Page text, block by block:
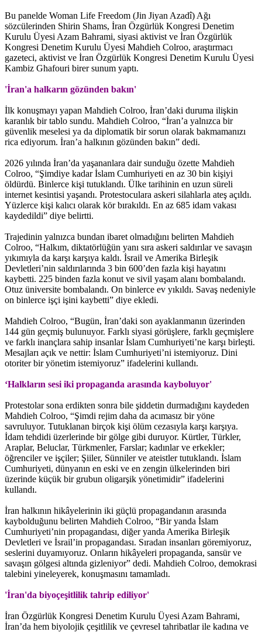
Bu panelde Woman Life Freedom (Jin Jiyan Azadî) Ağı
sözcülerinden Shirin Shams, İran Özgürlük Kongresi Denetim
Kurulu Üyesi Azam Bahrami, siyasi aktivist ve İran Özgürlük
Kongresi Denetim Kurulu Üyesi Mahdieh Colroo, araştırmacı
gazeteci, aktivist ve İran Özgürlük Kongresi Denetim Kurulu Üyesi
Kambiz Ghafouri birer sunum yaptı.
'İran'a halkarın gözünden bakın'
İlk konuşmayı yapan Mahdieh Colroo, İran’daki duruma ilişkin
karanlık bir tablo sundu. Mahdieh Colroo, “İran’a yalnızca bir
güvenlik meselesi ya da diplomatik bir sorun olarak bakmamanızı
rica ediyorum. İran’a halkının gözünden bakın” dedi.
2026 yılında İran’da yaşananlara dair sunduğu özette Mahdieh
Colroo, “Şimdiye kadar İslam Cumhuriyeti en az 30 bin kişiyi
öldürdü. Binlerce kişi tutuklandı. Ülke tarihinin en uzun süreli
internet kesintisi yaşandı. Protestoculara askeri silahlarla ateş açıldı.
Yüzlerce kişi kalıcı olarak kör bırakıldı. En az 685 idam vakası
kaydedildi” diye belirtti.
Trajedinin yalnızca bundan ibaret olmadığını belirten Mahdieh
Colroo, “Halkım, diktatörlüğün yanı sıra askeri saldırılar ve savaşın
yıkımıyla da karşı karşıya kaldı. İsrail ve Amerika Birleşik
Devletleri’nin saldırılarında 3 bin 600’den fazla kişi hayatını
kaybetti. 225 binden fazla konut ve sivil yaşam alanı bombalandı.
Otuz üniversite bombalandı. On binlerce ev yıkıldı. Savaş nedeniyle
on binlerce işçi işini kaybetti” diye ekledi.
Mahdieh Colroo, “Bugün, İran’daki son ayaklanmanın üzerinden
144 gün geçmiş bulunuyor. Farklı siyasi görüşlere, farklı geçmişlere
ve farklı inançlara sahip insanlar İslam Cumhuriyeti’ne karşı birleşti.
Mesajları açık ve nettir: İslam Cumhuriyeti’ni istemiyoruz. Dini
otoriter bir yönetim istemiyoruz” ifadelerini kullandı.
‘Halkların sesi iki propaganda arasında kayboluyor'
Protestolar sona erdikten sonra bile şiddetin durmadığını kaydeden
Mahdieh Colroo, “Şimdi rejim daha da acımasız bir yöne
savruluyor. Tutuklanan birçok kişi ölüm cezasıyla karşı karşıya.
İdam tehdidi üzerlerinde bir gölge gibi duruyor. Kürtler, Türkler,
Araplar, Beluclar, Türkmenler, Farslar; kadınlar ve erkekler;
öğrenciler ve işçiler; Şiiler, Sünniler ve ateistler tutuklandı. İslam
Cumhuriyeti, dünyanın en eski ve en zengin ülkelerinden biri
üzerinde küçük bir grubun oligarşik yönetimidir” ifadelerini
kullandı.
İran halkının hikâyelerinin iki güçlü propagandanın arasında
kaybolduğunu belirten Mahdieh Colroo, “Bir yanda İslam
Cumhuriyeti’nin propagandası, diğer yanda Amerika Birleşik
Devletleri ve İsrail’in propagandası. Sıradan insanları göremiyoruz,
seslerini duyamıyoruz. Onların hikâyeleri propaganda, sansür ve
savaşın gölgesi altında gizleniyor” dedi. Mahdieh Colroo, demokrasi
talebini yineleyerek, konuşmasını tamamladı.
'İran'da biyoçeşitlilik tahrip ediliyor'
İran Özgürlük Kongresi Denetim Kurulu Üyesi Azam Bahrami,
İran’da hem biyolojik çeşitlilik ve çevresel tahribatlar ile kadına ve